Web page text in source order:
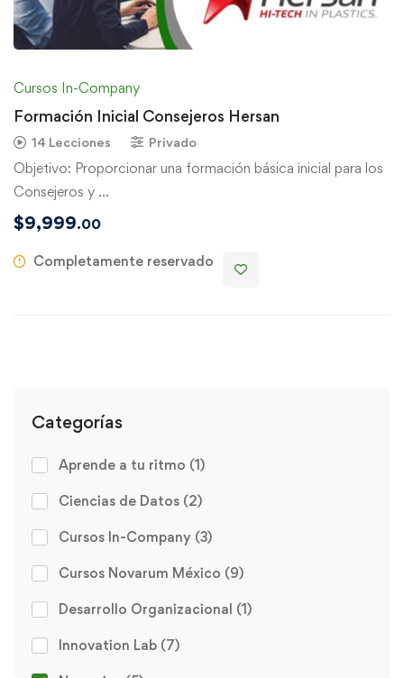
Categorías
Aprende a tu ritmo (1)
Ciencias de Datos (2)
Cursos In-Company (3)
Cursos Novarum México (9)
Desarrollo Organizacional (1)
Innovation Lab (7)
Cursos In-Company
Formación Inicial Consejeros Hersan
14 Lecciones Privado
Objetivo: Proporcionar una formación básica inicial para los
Consejeros y …
$9,999.00
Completamente reservado